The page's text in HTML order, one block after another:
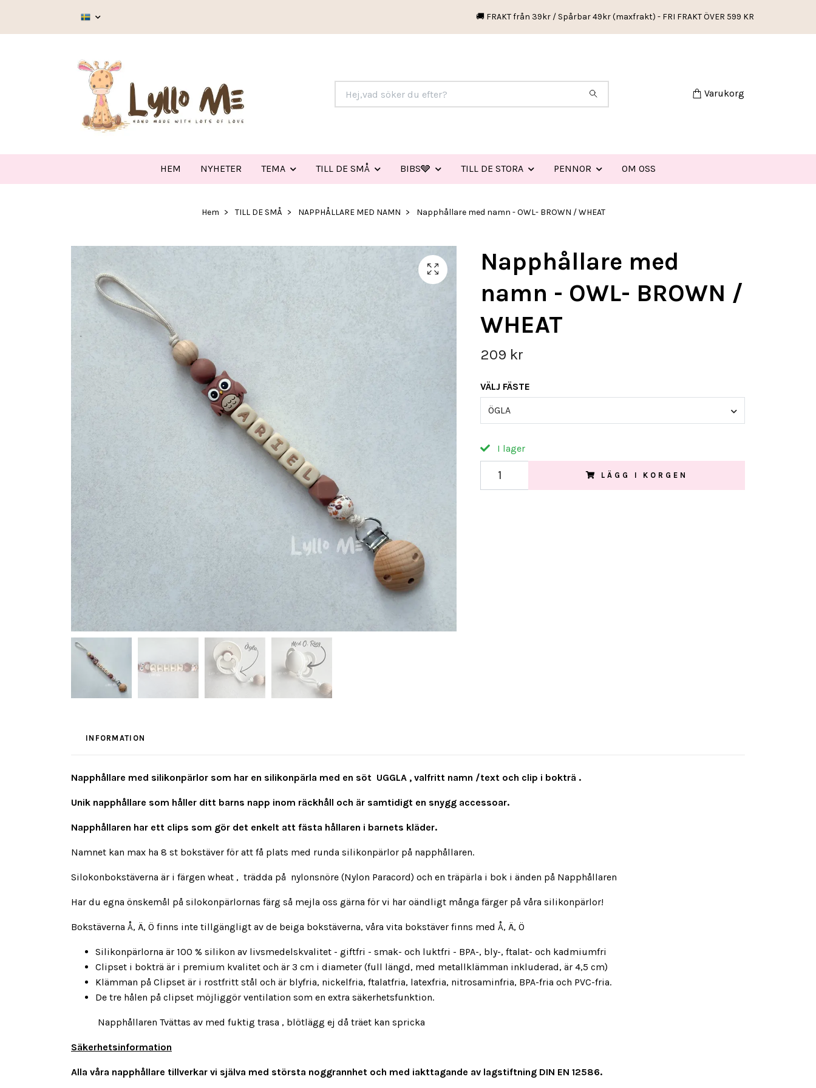
🚚 FRAKT från 39kr / Spårbar 49kr (maxfrakt) - FRI FRAKT ÖVER 599 KR
Varukorg
HEM NYHETER TEMA TILL DE SMÅ BIBS🩶 TILL DE STORA PENNOR OM OSS
Hem TILL DE SMÅ NAPPHÅLLARE MED NAMN Napphållare med namn - OWL- BROWN / WHEAT
Napphållare med
namn - OWL- BROWN /
WHEAT
209 kr
VÄLJ FÄSTE
ÖGLA
I lager
LÄGG I KORGEN
INFORMATION
Napphållare med silikonpärlor som har en silikonpärla med en söt UGGLA , valfritt namn /text och clip i bokträ .
Unik napphållare som håller ditt barns napp inom räckhåll och är samtidigt en snygg accessoar.
Napphållaren har ett clips som gör det enkelt att fästa hållaren i barnets kläder.
Namnet kan max ha 8 st bokstäver för att få plats med runda silikonpärlor på napphållaren.
Silokonbokstäverna är i färgen wheat , trädda på nylonsnöre (Nylon Paracord) och en träpärla i bok i änden på Napphållaren
Har du egna önskemål på silokonpärlornas färg så mejla oss gärna för vi har oändligt många färger på våra silikonpärlor!
Bokstäverna Å, Ä, Ö finns inte tillgängligt av de beiga bokstäverna, våra vita bokstäver finns med Å, Ä, Ö
Silikonpärlorna är 100 % silikon av livsmedelskvalitet - giftfri - smak- och luktfri - BPA-, bly-, ftalat- och kadmiumfri
Clipset i bokträ är i premium kvalitet och är 3 cm i diameter (full längd, med metallklämman inkluderad, är 4,5 cm)
Klämman på Clipset är i rostfritt stål och är blyfria, nickelfria, ftalatfria, latexfria, nitrosaminfria, BPA-fria och PVC-fria.
De tre hålen på clipset möjliggör ventilation som en extra säkerhetsfunktion.
Napphållaren Tvättas av med fuktig trasa , blötlägg ej då träet kan spricka
Säkerhetsinformation
Alla våra napphållare tillverkar vi själva med största noggrannhet och med iakttagande av lagstiftning DIN EN 12586.